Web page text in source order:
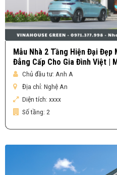
Mẫu Nhà 2 Tầng Hiện Đại Đẹp
Đẳng Cấp Cho Gia Đình Việt |
Chủ đầu tư: Anh A
Địa chỉ: Nghệ An
Diện tích: xxxx
Số tầng: 2